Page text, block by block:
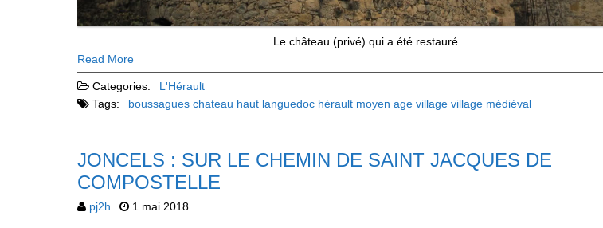
Le château (privé) qui a été restauré
Read More
Categories:
L'Hérault
Tags:
boussagues chateau haut languedoc hérault moyen age village village médiéval
JONCELS : SUR LE CHEMIN DE SAINT JACQUES DE
COMPOSTELLE
pj2h 1 mai 2018